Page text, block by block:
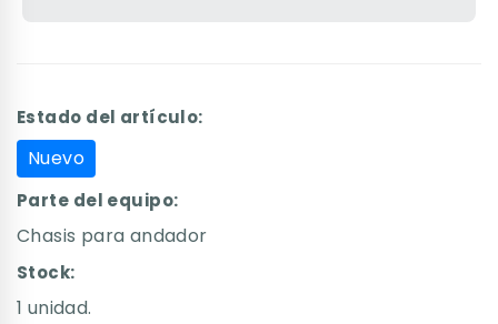
Estado del artículo:
Nuevo
Parte del equipo:
Chasis para andador
Stock:
1 unidad.